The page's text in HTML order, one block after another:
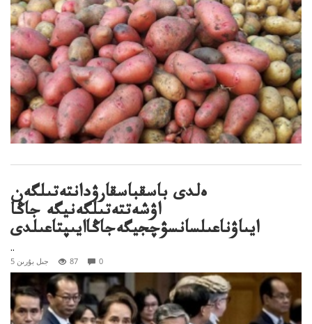
ەلدى باسقباسقارۋدانتەتىلگەن
اۋشەتتەتىلگەنيگە جاڭا
ايىاۋناعىلسانسۋچجيگەجاڭاايىپتاعىلدى
..
5 جىل بۇرىن 87 0